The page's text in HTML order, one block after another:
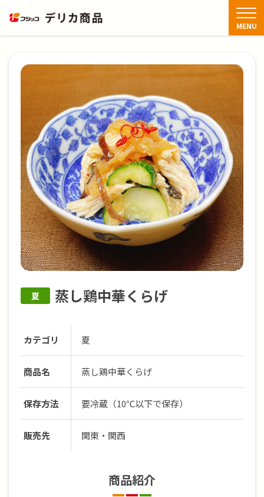
MENU
お知らせ・新着情報
お問い合わせ
TOP 商品情報 夏の商品
夏 蒸し鶏中華くらげ
カテゴリ 夏
商品名 蒸し鶏中華くらげ
保存方法 要冷蔵（10℃以下で保存）
販売先 関東・関西
商品紹介